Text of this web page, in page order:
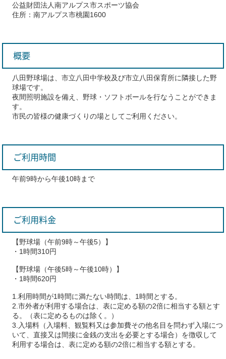
公益財団法人南アルプス市スポーツ協会
住所：南アルプス市桃園1600
概要
八田野球場は、市立八田中学校及び市立八田保育所に隣接した野
球場です。
夜間照明施設を備え、野球・ソフトボールを行なうことができま
す。
市民の皆様の健康づくりの場としてご利用ください。
ご利用時間
午前9時から午後10時まで
ご利用料金
【野球場（午前9時～午後5）】
・1時間310円
【野球場（午後5時～午後10時）】
・1時間620円
1.利用時間が1時間に満たない時間は、1時間とする。
2.市外者が利用する場合は、表に定める額の2倍に相当する額とす
る。（表に定めるものは除く。）
3.入場料（入場料、観覧料又は参加費その他名目を問わず入場につ
いて、直接又は間接に金銭の支出を必要とする場合）を徴収して
利用する場合は、表に定める額の2倍に相当する額とする。